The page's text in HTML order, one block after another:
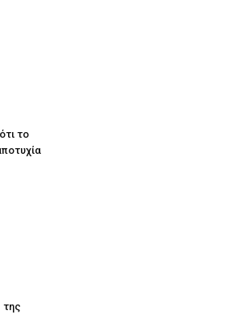
το
της